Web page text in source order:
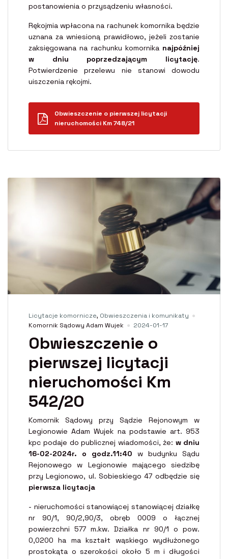
postanowienia o przysądzeniu własności.
Rękojmia wpłacona na rachunek komornika będzie
uznana za wniesioną prawidłowo, jeżeli zostanie
zaksięgowana na rachunku komornika najpóźniej
w dniu poprzedzającym licytację.
Potwierdzenie przelewu nie stanowi dowodu
uiszczenia rękojmi.
Obwieszczenie o pierwszej licytacji
nieruchomości Km 748/21
Licytacje komornicze, Obwieszczenia i komunikaty
Komornik Sądowy Adam Wujek
2024-01-17
Obwieszczenie o
pierwszej licytacji
nieruchomości Km
542/20
Komornik Sądowy przy Sądzie Rejonowym w
Legionowie Adam Wujek na podstawie art. 953
kpc podaje do publicznej wiadomości, że: w dniu
16-02-2024r. o godz.11:40 w budynku Sądu
Rejonowego w Legionowie mającego siedzibę
przy Legionowo, ul. Sobieskiego 47 odbędzie się
pierwsza licytacja
- nieruchomości stanowiącej stanowiącej działkę
nr 90/1, 90/2,90/3, obręb 0009 o łącznej
powierzchni 577 m.kw. Działka nr 90/1 o pow.
0,0200 ha ma kształt wąskiego wydłużonego
prostokąta o szerokości około 5 m i długości